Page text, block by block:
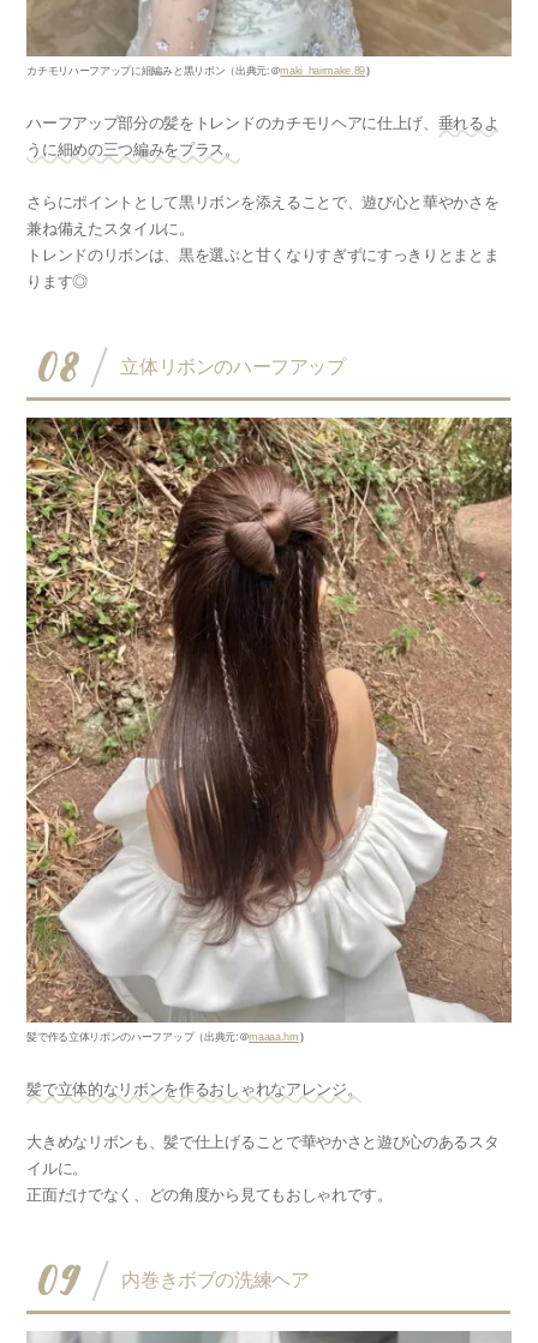
カチモリハーフアップに細編みと黒リボン （出典元: ＠maki_hairmake.89）
ハーフアップ部分の髪をトレンドのカチモリヘアに仕上げ、 垂れるよ
うに細めの三つ編みをプラス。
さらにポイントとして黒リボンを添えることで、遊び心と華やかさを
兼ね備えたスタイルに。
トレンドのリボンは、黒を選ぶと甘くなりすぎずにすっきりとまとま
ります◎
08 立体リボンのハーフアップ
髪で作る立体リボンのハーフアップ（出典元: ＠maaaa.hm ）
髪で立体的なリボンを作るおしゃれなアレンジ。
大きめなリボンも、髪で仕上げることで華やかさと遊び心のあるスタ
イルに。
正面だけでなく、どの角度から見てもおしゃれです。
09 内巻きボブの洗練ヘア